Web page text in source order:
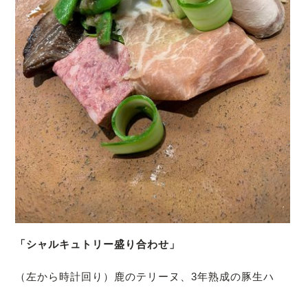
「シャルキュトリー盛り合わせ」
（左から時計回り）鹿のテリーヌ、3年熟成の豚生ハ